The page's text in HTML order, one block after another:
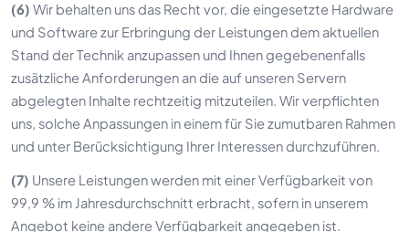
(6) Wir behalten uns das Recht vor, die eingesetzte Hardware
und Software zur Erbringung der Leistungen dem aktuellen
Stand der Technik anzupassen und Ihnen gegebenenfalls
zusätzliche Anforderungen an die auf unseren Servern
abgelegten Inhalte rechtzeitig mitzuteilen. Wir verpflichten
uns, solche Anpassungen in einem für Sie zumutbaren Rahmen
und unter Berücksichtigung Ihrer Interessen durchzuführen.
(7) Unsere Leistungen werden mit einer Verfügbarkeit von
99,9 % im Jahresdurchschnitt erbracht, sofern in unserem
Angebot keine andere Verfügbarkeit angegeben ist.